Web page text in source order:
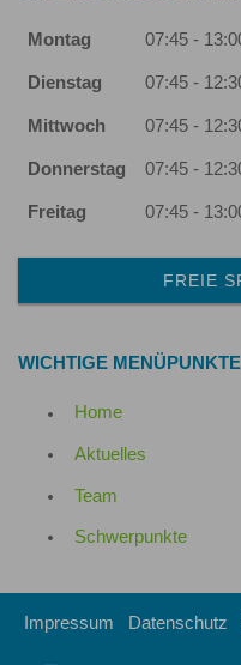
Montag 07:45 -
Dienstag 07:45 -
Mittwoch 07:45 -
Donnerstag 07:45 -
Freitag 07:45 -
FREIE
WICHTIGE MENÜPUNKTE
Home
Aktuelles
Team
Schwerpunkte
Impressum Datenschutz